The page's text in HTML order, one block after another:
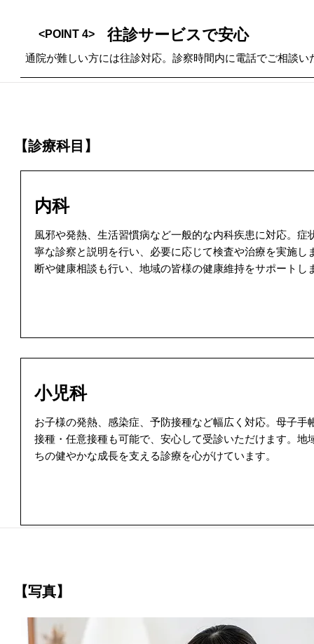
<POINT 4> 往診サービスで安心
通院が難しい方には往診対応。診察時間内に電話でご相談い
【診療科目】
内科
風邪や発熱、生活習慣病など一般的な内科疾患に対応。症
寧な診察と説明を行い、必要に応じて検査や治療を実施し
断や健康相談も行い、地域の皆様の健康維持をサポートし
小児科
お子様の発熱、感染症、予防接種など幅広く対応。母子手
接種・任意接種も可能で、安心して受診いただけます。地
ちの健やかな成長を支える診療を心がけています。
【写真】